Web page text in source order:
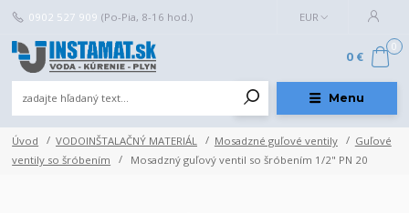
Menu
EUR
0902 527 909 (Po-Pia, 8-16 hod.)
0
0 €
Úvod VODOINŠTALAČNÝ MATERIÁL Mosadzné guľové ventily
Guľové
ventily so šróbením
Mosadzný guľový ventil so šróbením 1/2" PN 20